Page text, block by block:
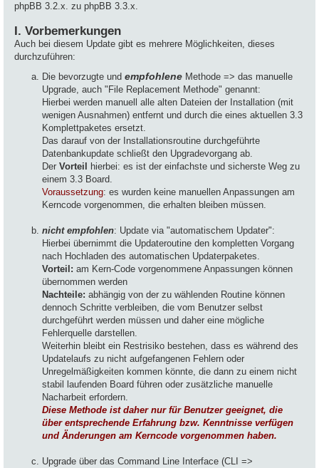
phpBB 3.2.x. zu phpBB 3.3.x.
I. Vorbemerkungen
Auch bei diesem Update gibt es mehrere Möglichkeiten, dieses
durchzuführen:
Die bevorzugte und empfohlene Methode => das manuelle
Upgrade, auch "File Replacement Methode" genannt:
Hierbei werden manuell alle alten Dateien der Installation (mit
wenigen Ausnahmen) entfernt und durch die eines aktuellen 3.3
Komplettpaketes ersetzt.
Das darauf von der Installationsroutine durchgeführte
Datenbankupdate schließt den Upgradevorgang ab.
Der Vorteil
hierbei: es ist der einfachste und sicherste Weg zu
einem 3.3 Board.
Voraussetzung: es wurden keine manuellen Anpassungen am
Kerncode vorgenommen, die erhalten bleiben müssen.
nicht empfohlen: Update via "automatischem Updater":
Hierbei übernimmt die Updateroutine den kompletten Vorgang
nach Hochladen des automatischen Updaterpaketes.
Vorteil: am Kern-Code vorgenommene Anpassungen können
übernommen werden
Nachteile: abhängig von der zu wählenden Routine können
dennoch Schritte verbleiben, die vom Benutzer selbst
durchgeführt werden müssen und daher eine mögliche
Fehlerquelle darstellen.
Weiterhin bleibt ein Restrisiko bestehen, dass es während des
Updatelaufs zu nicht aufgefangenen Fehlern oder
Unregelmäßigkeiten kommen könnte, die dann zu einem nicht
stabil laufenden Board führen oder zusätzliche manuelle
Nacharbeit erfordern.
Diese Methode ist daher nur für Benutzer geeignet, die
über entsprechende Erfahrung bzw. Kenntnisse verfügen
und Änderungen am Kerncode vorgenommen haben.
Upgrade über das Command Line Interface (CLI =>